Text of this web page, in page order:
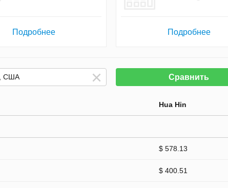
Подробнее Подробнее
Сравнить
Hua Hin
$ 578.13
$ 400.51